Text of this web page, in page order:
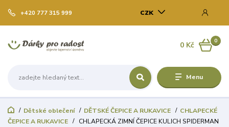
Menu
CZK
+420 777 315 999
0
0 Kč
Dětské oblečení DĚTSKÉ ČEPICE A RUKAVICE
CHLAPECKÉ
ČEPICE A RUKAVICE
CHLAPECKÁ ZIMNÍ ČEPICE KULICH SPIDERMAN